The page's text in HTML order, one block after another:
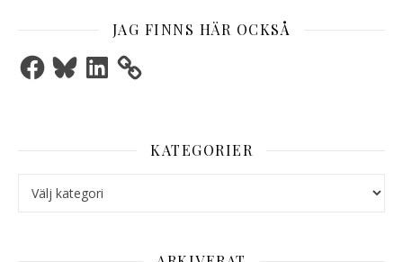
JAG FINNS HÄR OCKSÅ
FacebookBlueskyLinkedIn
KATEGORIER